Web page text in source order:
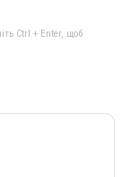
Ctrl + Enter, щоб